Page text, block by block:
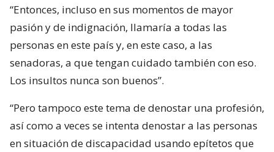
“Entonces, incluso en sus momentos de mayor
pasión y de indignación, llamaría a todas las
personas en este país y, en este caso, a las
senadoras, a que tengan cuidado también con eso.
Los insultos nunca son buenos”.
“Pero tampoco este tema de denostar una profesión,
así como a veces se intenta denostar a las personas
en situación de discapacidad usando epítetos que